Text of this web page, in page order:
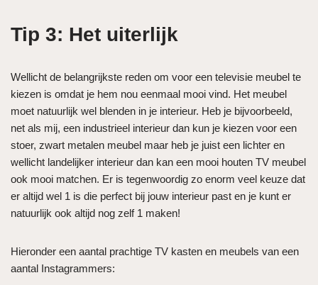
Tip 3: Het uiterlijk
Wellicht de belangrijkste reden om voor een televisie meubel te
kiezen is omdat je hem nou eenmaal mooi vind. Het meubel
moet natuurlijk wel blenden in je interieur. Heb je bijvoorbeeld,
net als mij, een industrieel interieur dan kun je kiezen voor een
stoer, zwart metalen meubel maar heb je juist een lichter en
wellicht landelijker interieur dan kan een mooi houten TV meubel
ook mooi matchen. Er is tegenwoordig zo enorm veel keuze dat
er altijd wel 1 is die perfect bij jouw interieur past en je kunt er
natuurlijk ook altijd nog zelf 1 maken!
Hieronder een aantal prachtige TV kasten en meubels van een
aantal Instagrammers: